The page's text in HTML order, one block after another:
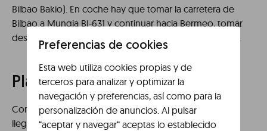
Bilbao Bakio). En coche hay que tomar la carretera de
Bilbao a Mungia BI-631 y continuar hacia Bermeo, tomar
desvío BI-2101. También se puede ir por la costa BI-3151.
Playa de Aritzatxu
Continuamos el recorrido por la costa de Bizkaia hasta
llegar a Bermeo y la playa de Aritzatxu. Especialmente
Preferencias de cookies
Esta web utiliza cookies propias y de
terceros para analizar y optimizar la
navegación y preferencias, así como para la
personalización de anuncios. Al pulsar
“aceptar y navegar“ aceptas lo establecido